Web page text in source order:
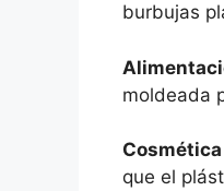
burbujas
moldeada
que el